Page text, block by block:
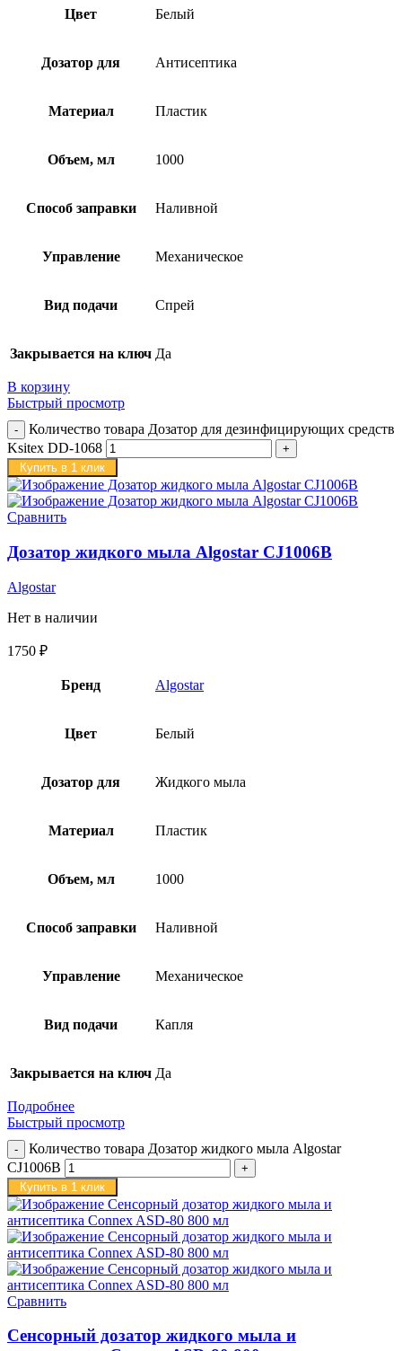
Цвет Белый
Дозатор для Антисептика
Материал Пластик
Объем, мл 1000
Способ заправки Наливной
Управление Механическое
Вид подачи Спрей
Закрывается на ключ Да
В корзину
Быстрый просмотр
Количество товара Дозатор для дезинфицирующих средств
Ksitex DD-1068
Купить в 1 клик
Сравнить
Дозатор жидкого мыла Algostar CJ1006B
Algostar
Нет в наличии
1750 ₽
Бренд Algostar
Цвет Белый
Дозатор для Жидкого мыла
Материал Пластик
Объем, мл 1000
Способ заправки Наливной
Управление Механическое
Вид подачи Капля
Закрывается на ключ Да
Подробнее
Быстрый просмотр
Количество товара Дозатор жидкого мыла Algostar
CJ1006B
Купить в 1 клик
Сравнить
Сенсорный дозатор жидкого мыла и